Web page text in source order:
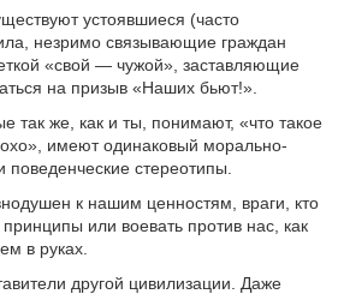
устоявшиеся (часто
незримо связывающие граждан
«свой — чужой», заставляющие
на призыв «Наших бьют!».
так же, как и ты, понимают, «что такое
имеют одинаковый морально-
поведенческие стереотипы.
к нашим ценностям, враги, кто
или воевать против нас, как
в руках.
другой цивилизации. Даже